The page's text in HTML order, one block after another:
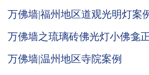
万佛墙|福州地区道观光明灯案
万佛墙之琉璃砖佛光灯小佛龛
万佛墙|温州地区寺院案例